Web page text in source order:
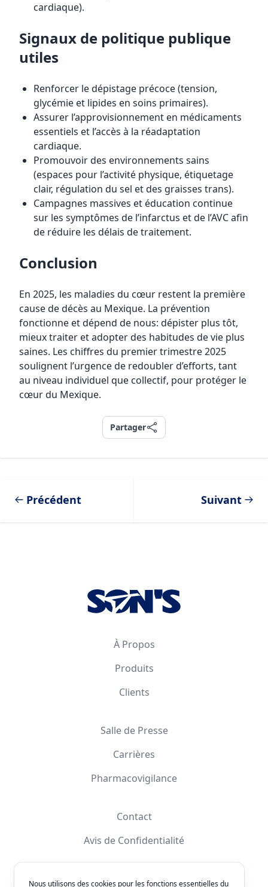
cardiaque).
Signaux de politique publique
utiles
Renforcer le dépistage précoce (tension,
glycémie et lipides en soins primaires).
Assurer l’approvisionnement en médicaments
essentiels et l’accès à la réadaptation
cardiaque.
Promouvoir des environnements sains
(espaces pour l’activité physique, étiquetage
clair, régulation du sel et des graisses trans).
Campagnes massives et éducation continue
sur les symptômes de l’infarctus et de l’AVC afin
de réduire les délais de traitement.
Conclusion
En 2025, les maladies du cœur restent la première
cause de décès au Mexique. La prévention
fonctionne et dépend de nous: dépister plus tôt,
mieux traiter et adopter des habitudes de vie plus
saines. Les chiffres du premier trimestre 2025
soulignent l’urgence de redoubler d’efforts, tant
au niveau individuel que collectif, pour protéger le
cœur du Mexique.
Partager
Partager
Précédent Suivant
À Propos
Produits
Clients
Salle de Presse
Carrières
Pharmacovigilance
Contact
Avis de Confidentialité
Nous utilisons des cookies pour les fonctions essentielles du